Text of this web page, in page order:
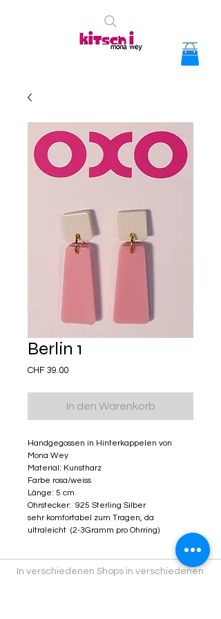
Berlin 1
CHF 39.00Preis
In den Warenkorb
Handgegossen in Hinterkappelen von
Mona Wey
Material: Kunstharz
Farbe rosa/weiss
Länge: 5 cm
Ohrstecker: 925 Sterling Silber
sehr komfortabel zum Tragen, da
ultraleicht (2-3Gramm pro Ohrring)
In verschiedenen Shops in verschiedenen